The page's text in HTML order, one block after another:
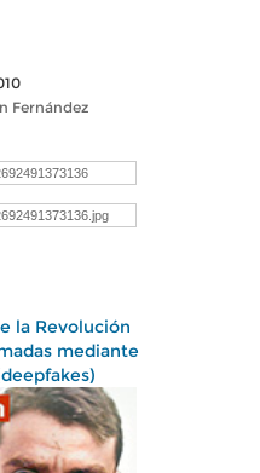
Fernández
la Revolución
mediante